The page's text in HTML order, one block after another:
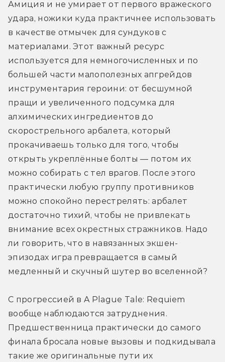
Амиция и не умирает от первого вражеского
удара, ножики куда практичнее использовать
в качестве отмычек для сундуков с
материалами. Этот важный ресурс
используется для немногочисленных и по
большей части малополезных апгрейдов
инструментария героини: от бесшумной
пращи и увеличенного подсумка для
алхимических ингредиентов до
скорострельного арбалета, который
прокачиваешь только для того, чтобы
открыть укреплённые болты — потом их
можно собирать с тел врагов. После этого
практически любую группу противников
можно спокойно перестрелять: арбалет
достаточно тихий, чтобы не привлекать
внимание всех окрестных стражников. Надо
ли говорить, что в навязанных экшен-
эпизодах игра превращается в самый
медленный и скучный шутер во вселенной?
С прогрессией в A Plague Tale: Requiem
вообще наблюдаются затруднения.
Предшественница практически до самого
финала бросала новые вызовы и подкидывала
такие же оригинальные пути их